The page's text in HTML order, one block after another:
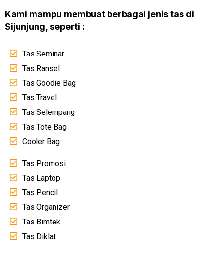
Kami mampu membuat berbagai jenis tas di
Sijunjung, seperti :
Tas Seminar
Tas Ransel
Tas Goodie Bag
Tas Travel
Tas Selempang
Tas Tote Bag
Cooler Bag
Tas Promosi
Tas Laptop
Tas Pencil
Tas Organizer
Tas Bimtek
Tas Diklat